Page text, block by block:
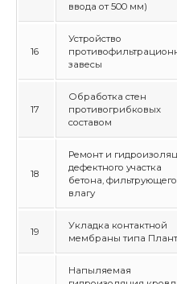
ввода от 500 мм)
16
Устройство
завесы
17
Обработка стен
противогрибковых
составом
18
Ремонт и
дефектного участка
бетона, фильтрующего
влагу
19
Укладка контактной
мембраны типа
Напыляемая